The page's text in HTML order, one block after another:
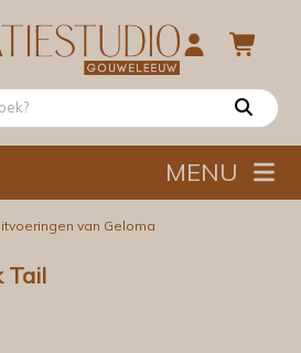
MENU
van Geloma
Tail